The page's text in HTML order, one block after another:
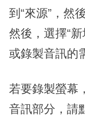
到“來源”，然
然後，選擇“
或錄製音訊的
若要錄製螢幕
音訊部分，請